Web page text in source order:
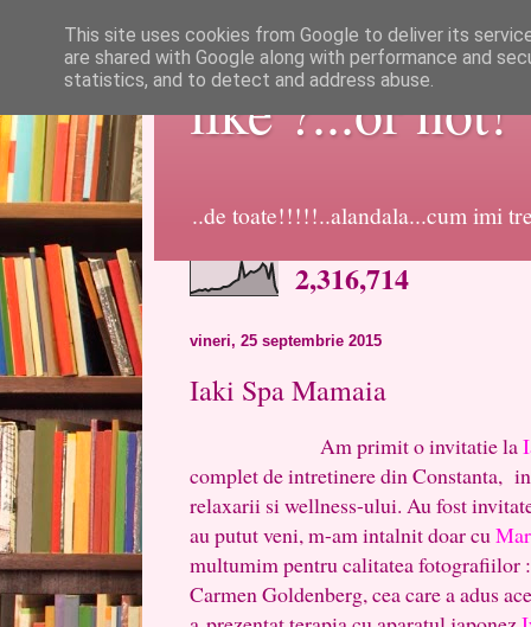
like ?...or not!
..de toate!!!!!..alandala...cum imi
2,316,714
vineri, 25 septembrie 2015
Iaki Spa Mamaia
Am primit o invitatie la
complet de intretinere din Constanta,
relaxarii si wellness-ului. Au fost
au putut veni, m-am intalnit doar cu
multumim pentru calitatea
Carmen Goldenberg, cea care a adus
This site uses cookies from Google to deliver its
are shared with Google along with performance and
statistics, and to detect and address abuse.